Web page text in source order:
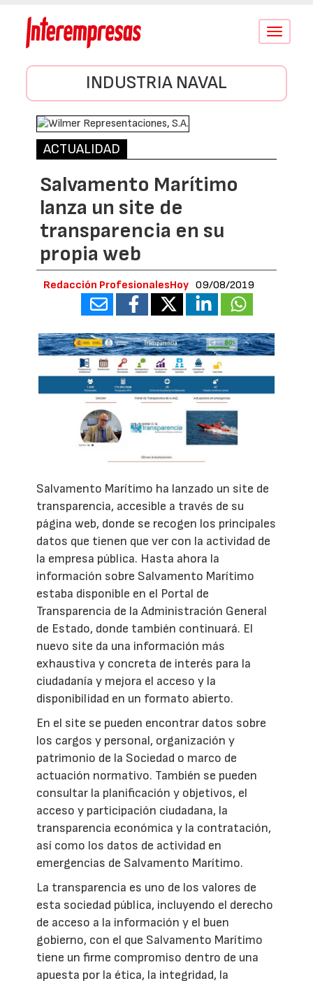
Conmutar
INDUSTRIA NAVAL
ACTUALIDAD
Salvamento Marítimo
lanza un site de
transparencia en su
propia web
Redacción ProfesionalesHoy 09/08/2019
Salvamento Marítimo ha lanzado un site de
transparencia, accesible a través de su
página web, donde se recogen los principales
datos que tienen que ver con la actividad de
la empresa pública. Hasta ahora la
información sobre Salvamento Marítimo
estaba disponible en el Portal de
Transparencia de la Administración General
de Estado, donde también continuará. El
nuevo site da una información más
exhaustiva y concreta de interés para la
ciudadanía y mejora el acceso y la
disponibilidad en un formato abierto.
En el site se pueden encontrar datos sobre
los cargos y personal, organización y
patrimonio de la Sociedad o marco de
actuación normativo. También se pueden
consultar la planificación y objetivos, el
acceso y participación ciudadana, la
transparencia económica y la contratación,
así como los datos de actividad en
emergencias de Salvamento Marítimo.
La transparencia es uno de los valores de
esta sociedad pública, incluyendo el derecho
de acceso a la información y el buen
gobierno, con el que Salvamento Marítimo
tiene un firme compromiso dentro de una
apuesta por la ética, la integridad, la